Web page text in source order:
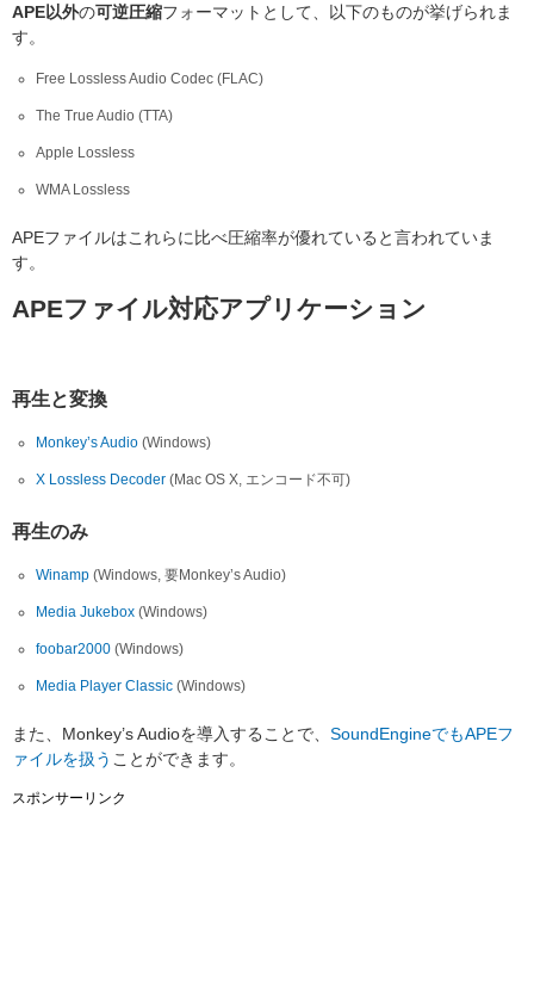
APE以外の可逆圧縮フォーマットとして、以下のものが挙げられま
す。
Free Lossless Audio Codec (FLAC)
The True Audio (TTA)
Apple Lossless
WMA Lossless
APEファイルはこれらに比べ圧縮率が優れていると言われていま
す。
APEファイル対応アプリケーション
再生と変換
Monkey’s Audio (Windows)
X Lossless Decoder (Mac OS X, エンコード不可)
再生のみ
Winamp (Windows, 要Monkey’s Audio)
Media Jukebox (Windows)
foobar2000 (Windows)
Media Player Classic (Windows)
また、Monkey’s Audioを導入することで、 SoundEngineでもAPEフ
ァイルを扱う ことができます。
スポンサーリンク